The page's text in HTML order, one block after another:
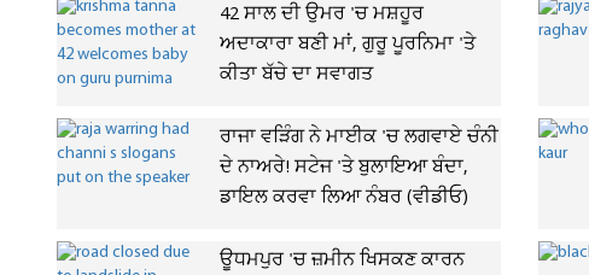
42 ਸਾਲ ਦੀ ਉਮਰ 'ਚ ਮਸ਼ਹੂਰ
ਅਦਾਕਾਰਾ ਬਣੀ ਮਾਂ, ਗੁਰੂ ਪੂਰਨਿਮਾ 'ਤੇ
ਕੀਤਾ ਬੱਚੇ ਦਾ ਸਵਾਗਤ
ਰਾਜਾ ਵੜਿੰਗ ਨੇ ਮਾਈਕ 'ਚ ਲਗਵਾਏ ਚੰਨੀ
ਦੇ ਨਾਅਰੇ! ਸਟੇਜ 'ਤੇ ਬੁਲਾਇਆ ਬੰਦਾ,
ਡਾਇਲ ਕਰਵਾ ਲਿਆ ਨੰਬਰ (ਵੀਡੀਓ)
ਊਧਮਪੁਰ 'ਚ ਜ਼ਮੀਨ ਖਿਸਕਣ ਕਾਰਨ